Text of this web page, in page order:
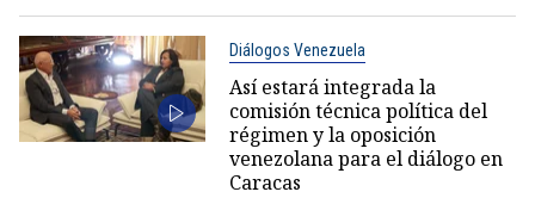
Diálogos Venezuela
Así estará integrada la
comisión técnica política del
régimen y la oposición
venezolana para el diálogo en
Caracas